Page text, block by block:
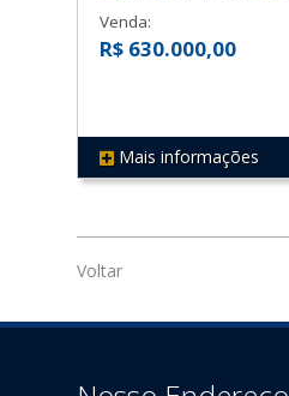
REF 79
Venda:
R$ 630.000,00
Mais informações
Voltar